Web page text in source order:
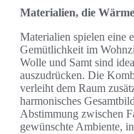
Materialien, die
Materialien spielen eine
Gemütlichkeit im
Wolle und Samt sind
auszudrücken. Die
verleiht dem Raum
harmonisches
Abstimmung zwischen
gewünschte Ambiente,